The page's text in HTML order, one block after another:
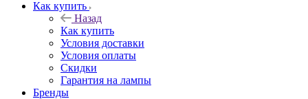
Как купить
Назад
Как купить
Условия доставки
Условия оплаты
Скидки
Гарантия на лампы
Бренды